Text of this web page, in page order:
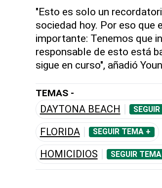
"Esto es solo un
sociedad hoy. Por eso que
importante: Tenemos que
responsable de esto está
sigue en curso", añadió
TEMAS -
DAYTONA BEACH
FLORIDA SEGUIR TEMA +
HOMICIDIOS SEGUIR